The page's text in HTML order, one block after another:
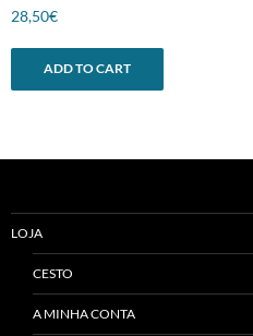
28,50€
ADD TO CART
LOJA
CESTO
A MINHA CONTA